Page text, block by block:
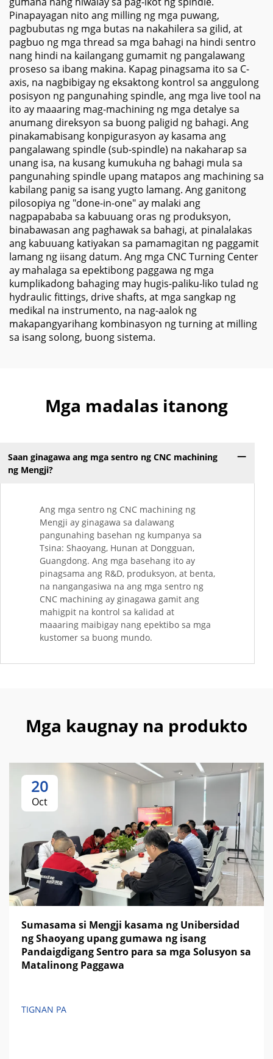
Pinapayagan nito ang milling ng mga puwang,
pagbubutas ng mga butas na nakahilera sa gilid, at
pagbuo ng mga thread sa mga bahagi na hindi sentro
nang hindi na kailangang gumamit ng pangalawang
proseso sa ibang makina. Kapag pinagsama ito sa C-
axis, na nagbibigay ng eksaktong kontrol sa anggulong
posisyon ng pangunahing spindle, ang mga live tool na
ito ay maaaring mag-machining ng mga detalye sa
anumang direksyon sa buong paligid ng bahagi. Ang
pinakamabisang konpigurasyon ay kasama ang
pangalawang spindle (sub-spindle) na nakaharap sa
unang isa, na kusang kumukuha ng bahagi mula sa
pangunahing spindle upang matapos ang machining sa
kabilang panig sa isang yugto lamang. Ang ganitong
pilosopiya ng "done-in-one" ay malaki ang
nagpapababa sa kabuuang oras ng produksyon,
binabawasan ang paghawak sa bahagi, at pinalalakas
ang kabuuang katiyakan sa pamamagitan ng paggamit
lamang ng iisang datum. Ang mga CNC Turning Center
ay mahalaga sa epektibong paggawa ng mga
kumplikadong bahaging may hugis-paliku-liko tulad ng
hydraulic fittings, drive shafts, at mga sangkap ng
medikal na instrumento, na nag-aalok ng
makapangyarihang kombinasyon ng turning at milling
sa isang solong, buong sistema.
Mga madalas itanong
Saan ginagawa ang mga sentro ng CNC machining
ng Mengji?
Ang mga sentro ng CNC machining ng
Mengji ay ginagawa sa dalawang
pangunahing basehan ng kumpanya sa
Tsina: Shaoyang, Hunan at Dongguan,
Guangdong. Ang mga basehang ito ay
pinagsama ang R&D, produksyon, at benta,
na nangangasiwa na ang mga sentro ng
CNC machining ay ginagawa gamit ang
mahigpit na kontrol sa kalidad at
maaaring maibigay nang epektibo sa mga
kustomer sa buong mundo.
Mga kaugnay na produkto
20
Oct
Sumasama si Mengji kasama ng Unibersidad
ng Shaoyang upang gumawa ng isang
Pandaigdigang Sentro para sa mga Solusyon sa
Matalinong Paggawa
TIGNAN PA